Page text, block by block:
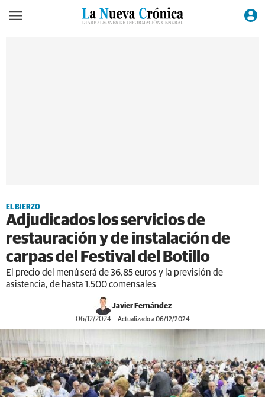
EL BIERZO
Adjudicados los servicios de
restauración y de instalación de
carpas del Festival del Botillo
El precio del menú será de 36,85 euros y la previsión de
asistencia, de hasta 1.500 comensales
Javier Fernández
06/12/2024 Actualizado a 06/12/2024